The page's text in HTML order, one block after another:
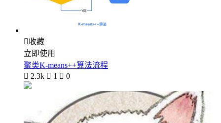
收藏
立即使用
聚类K-means++算法流程
 2.3k  1  0